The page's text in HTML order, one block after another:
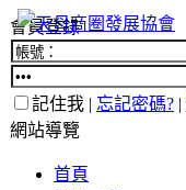
會員登錄
記住我 | 忘記密碼? |
網站導覽
首頁